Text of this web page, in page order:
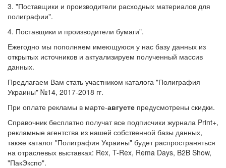
3. "Поставщики и производители расходных материалов для
полиграфии".
4. Поставщики и производители бумаги".
Ежегодно мы пополняем имеющуюся у нас базу данных из
открытых источников и актуализируем полученный массив
данных.
Предлагаем Вам стать участником каталога "Полиграфия
Украины" №14, 2017-2018 гг.
При оплате рекламы в марте-августе предусмотрены скидки.
Справочник бесплатно получат все подписчики журнала Print+,
рекламные агентства из нашей собственной базы данных,
также каталог "Полиграфия Украины" будет распространяться
на отраслевых выставках: Rex, T-Rex, Rema Days, B2B Show,
"ПакЭкспо".